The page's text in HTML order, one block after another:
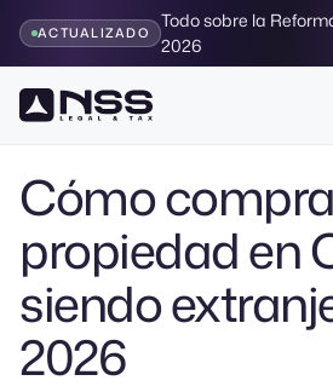
ACTUALIZADO
Todo sobre la
2026
Volver al Blog
Cómo
propiedad en
siendo
2026